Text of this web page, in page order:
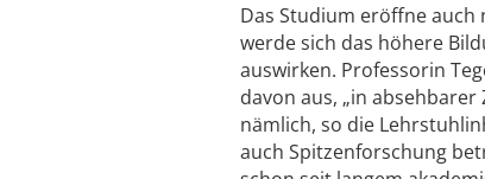
Das Studium eröffne auch
werde sich das höhere
auswirken. Professorin
davon aus, „in
nämlich, so die
auch Spitzenforschung